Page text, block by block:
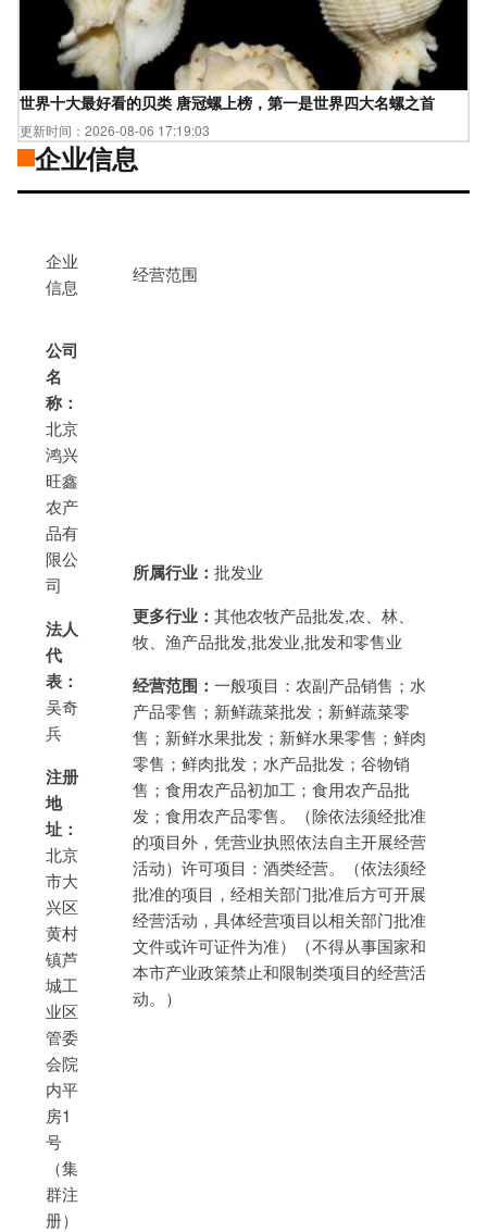
世界十大最好看的贝类 唐冠螺上榜，第一是世界四大名螺之首
更新时间：2026-08-06 17:19:03
企业信息
企业
信息
经营范围
公司
名
称：
北京
鸿兴
旺鑫
农产
品有
限公
司
法人
代
表：
吴奇
兵
注册
地
址：
北京
市大
兴区
黄村
镇芦
城工
业区
管委
会院
内平
房1
号
（集
群注
册）
所属行业： 批发业
更多行业： 其他农牧产品批发,农、林、
牧、渔产品批发,批发业,批发和零售业
经营范围： 一般项目：农副产品销售；水
产品零售；新鲜蔬菜批发；新鲜蔬菜零
售；新鲜水果批发；新鲜水果零售；鲜肉
零售；鲜肉批发；水产品批发；谷物销
售；食用农产品初加工；食用农产品批
发；食用农产品零售。（除依法须经批准
的项目外，凭营业执照依法自主开展经营
活动）许可项目：酒类经营。（依法须经
批准的项目，经相关部门批准后方可开展
经营活动，具体经营项目以相关部门批准
文件或许可证件为准）（不得从事国家和
本市产业政策禁止和限制类项目的经营活
动。）